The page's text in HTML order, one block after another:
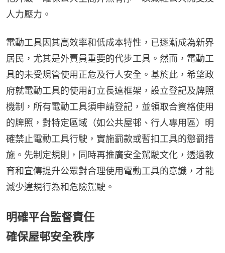
人力壓力。
電動工具因其高效率和低成本特性，已逐漸成為新界
居民，尤其是外賣員重要的代步工具。然而，電動工
具的未受規管使用正危及行人安全。基於此，希望政
府就電動工具的使用訂立長遠框架，設立登記及牌照
機制，所有電動工具須申請登記，並領取合資格使用
的牌照，對特定區域（如公共屋邨、行人專用區）明
確禁止電動工具行駛，實施罰款或暫扣工具的懲罰措
施。先制定規則，同時再推廣安全駕駛文化，透過教
育和宣傳提升公眾對合理使用電動工具的意識，才能
減少違規行為和危險駕駛。
明確平台監督責任
確保屋邨安全秩序